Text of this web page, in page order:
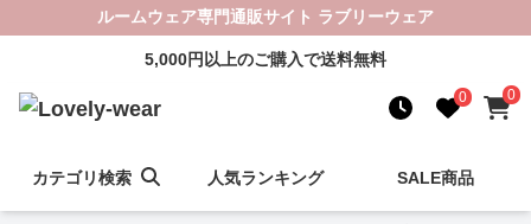
ルームウェア専門通販サイト ラブリーウェア
5,000円以上のご購入で送料無料
0 0
カテゴリ検索 人気ランキング SALE商品